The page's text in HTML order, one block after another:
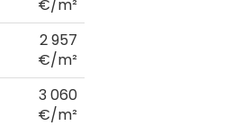
€/m²
2 957
€/m²
3 060
€/m²